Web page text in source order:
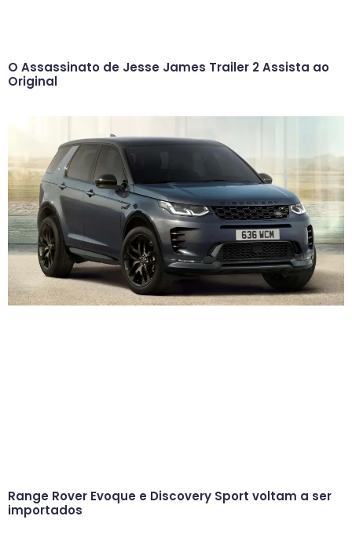
O Assassinato de Jesse James Trailer 2 Assista ao
Original
Range Rover Evoque e Discovery Sport voltam a ser
importados